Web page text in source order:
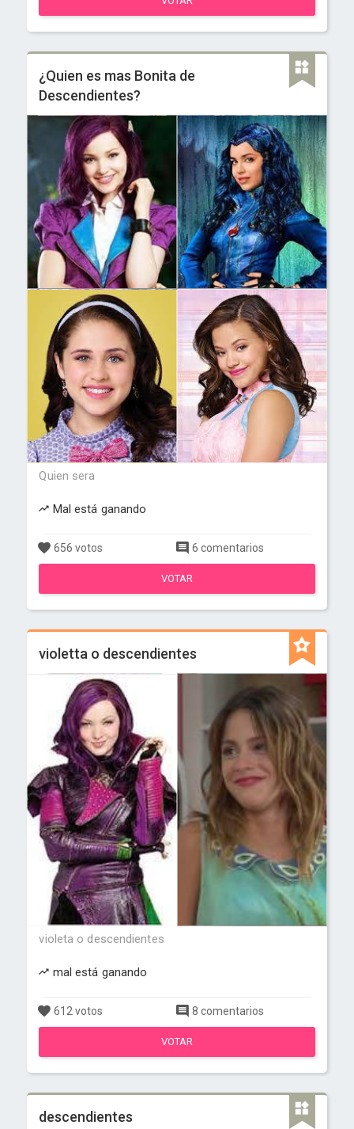
¿Quien es mas Bonita de
Descendientes?
Quien sera
Mal está ganando
656 votos 6 comentarios
VOTAR
violetta o descendientes
violeta o descendientes
mal está ganando
612 votos 8 comentarios
VOTAR
descendientes